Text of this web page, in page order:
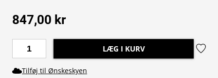
847,00 kr
LÆG I KURV
Tilføj til Ønskeskyen